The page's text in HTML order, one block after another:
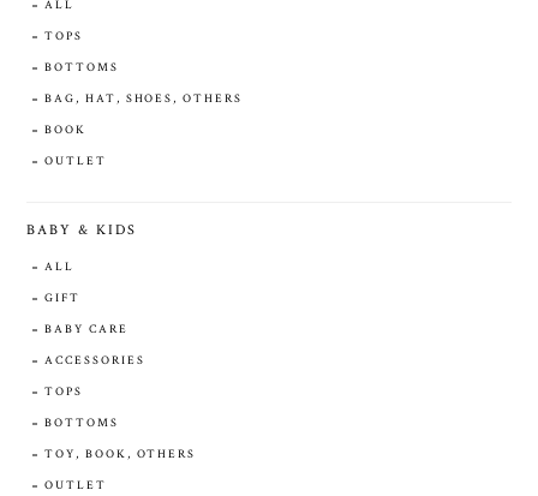
ALL
TOPS
BOTTOMS
BAG, HAT, SHOES, OTHERS
BOOK
OUTLET
BABY & KIDS
ALL
GIFT
BABY CARE
ACCESSORIES
TOPS
BOTTOMS
TOY, BOOK, OTHERS
OUTLET